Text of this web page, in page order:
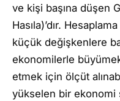
ve kişi başına düşen
Hasıla)’dır.
küçük değişkenlere
ekonomilerle
etmek için ölçüt
yükselen bir ekonomi